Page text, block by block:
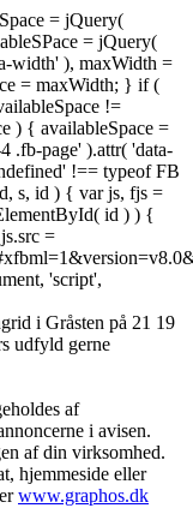
= jQuery(
= jQuery(
width' ), maxWidth =
= maxWidth; } if (
!=
) { availableSpace =
.fb-page' ).attr( 'data-
!== typeof FB
s, id ) { var js, fjs =
id ) ) {
=
'script',
i Gråsten på 21 19
udfyld gerne
af
i avisen.
af din virksomhed.
hjemmeside eller
www.graphos.dk